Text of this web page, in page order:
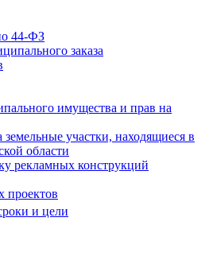
44-ФЗ
заказа
имущества и прав на
участки, находящиеся в
области
рекламных конструкций
проектов
и цели